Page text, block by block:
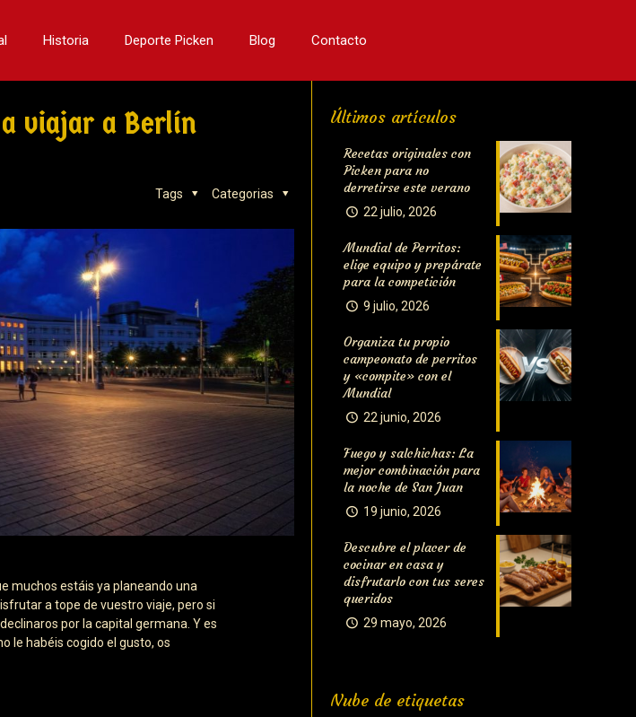
Historia Deporte Picken Blog Contacto
viajar a Berlín
Categorias
Tags
muchos estáis ya planeando una
a tope de vuestro viaje, pero si
por la capital germana. Y es
le habéis cogido el gusto, os
Últimos artículos
Recetas originales con
Picken para no
derretirse este verano
22 julio, 2026
Mundial de Perritos:
elige equipo y prepárate
para la competición
9 julio, 2026
Organiza tu propio
campeonato de perritos
y «compite» con el
Mundial
22 junio, 2026
Fuego y salchichas: La
mejor combinación para
la noche de San Juan
19 junio, 2026
Descubre el placer de
cocinar en casa y
disfrutarlo con tus seres
queridos
29 mayo, 2026
Nube de etiquetas